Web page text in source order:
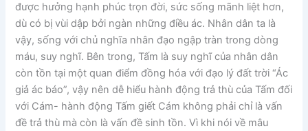
được hưởng hạnh phúc trọn đời, sức sống mãnh liệt hơn,
dù có bị vùi dập bởi ngàn những điều ác. Nhân dân ta là
vậy, sống với chủ nghĩa nhân đạo ngập tràn trong dòng
máu, suy nghĩ. Bên trong, Tấm là suy nghĩ của nhân dân
còn tồn tại một quan điểm đồng hóa với đạo lý đất trời “Ác
giả ác báo”, vậy nên dễ hiểu hành động trả thù của Tấm đối
với Cám- hành động Tấm giết Cám không phải chỉ là vấn
đề trả thù mà còn là vấn đề sinh tồn. Vì khi nói về mâu